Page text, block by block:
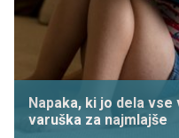
Napaka, ki jo dela
varuška za najmlajše